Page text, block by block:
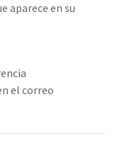
aparece en su
el correo